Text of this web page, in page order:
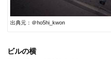
出典元：＠ho5hi_kwon
ビルの横